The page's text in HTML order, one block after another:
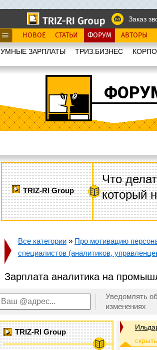
Заказ
НОВОЕ СТАТЬИ ФОРУМ АВТОРЫ
УМНЫЕ ЗАРПЛАТЫ ТРИЗ.БИЗНЕС
TRIZ-RI Group
Что
который
Все категории » Про мотивацию
специалистов (аналитиков,
Зарплата аналитика на
Уведомлять об
изменениях
TRIZ-RI Group